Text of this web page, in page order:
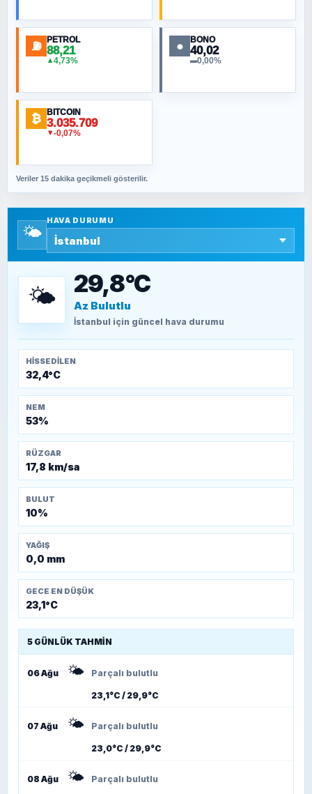
NURETTIN BÖLÜK
ORHAN KILIÇOĞLU
Fahişeye beyinli bir müstevli alçağına
SAVAŞ ŞAHİN
SEYFULLAH ÇİÇEK
TEOMAN ALPASLAN
Kütahya-Eskişehir Muharebeleri (10-24
⛽ PETROL
88,21
▲4,73%
● BONO
40,02
▬0,00%
₿ BITCOIN
3.035.709
▼-0,07%
Veriler 15 dakika geçikmeli gösterilir.
🌤️
HAVA DURUMU
🌤️ 29,8°C
Az Bulutlu
İstanbul için güncel hava durumu
HISSEDILEN
32,4°C
NEM
53%
RÜZGAR
17,8 km/sa
BULUT
10%
YAĞIŞ
0,0 mm
GECE EN DÜŞÜK
23,1°C
5 GÜNLÜK TAHMIN
06 Ağu 🌤️ Parçalı bulutlu
23,1°C / 29,9°C
07 Ağu 🌤️ Parçalı bulutlu
23,0°C / 29,9°C
08 Ağu 🌤️ Parçalı bulutlu